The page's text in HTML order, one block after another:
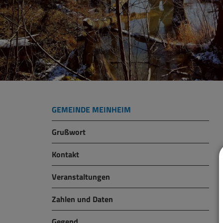
GEMEINDE MEINHEIM
Grußwort
Kontakt
Veranstaltungen
Zahlen und Daten